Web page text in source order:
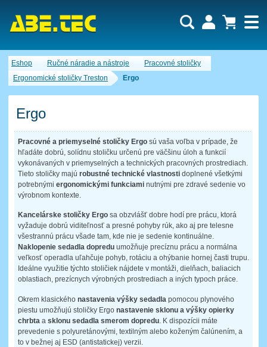
Eshop Ručné náradie a nástroje
Pracovné stoličky
Ergonomické stoličky Treston
Ergo
Ergo
Pracovné a priemyselné stoličky Ergo sú vaša voľba v prípade, že
hľadáte dobrú, solídnu stoličku určenú pre väčšinu úloh a funkcií
vykonávaných v priemyselných a technických pracovných prostrediach.
Tieto stoličky majú robustné technické vlastnosti doplnené všetkými
potrebnými ergonomickými funkciami nutnými pre zdravé sedenie vo
výrobnom kontexte.
Kancelárske stoličky Ergo sa obzvlášť dobre hodí pre prácu, ktorá
vyžaduje dobrú viditeľnosť a presné pohyby rúk, ako aj pre telesne
všestrannú prácu všade tam, kde nie je sedenie kontinuálne.
Naklopenie sedadla dopredu umožňuje precíznu prácu a normálna
veľkosť operadla uľahčuje pohyb, rotáciu a ohýbanie hornej časti trupu.
Ideálne využitie týchto stoličiek nájdete v montáži, dielňach, baliacich
oblastiach, prezícnych výrobných prostrediach a iných typoch práce.
Okrem klasického nastavenia výšky sedadla pomocou plynového
piestu umožňujú stoličky Ergo nastavenie sklonu a výšky opierky
chrbta a sklonu sedadla smerom dopredu. K dispozícii máte
prevedenie s polyuretánovými, textilným alebo koženým čalúnením, a
to v bežnej aj ESD (antistatickej) verzii.
Dopytový košík je prázdny!
Počet produktov:0